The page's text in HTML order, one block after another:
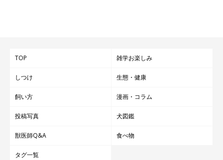
TOP 雑学お楽しみ
しつけ 生態・健康
飼い方 漫画・コラム
投稿写真 犬図鑑
獣医師Q&A 食べ物
タグ一覧